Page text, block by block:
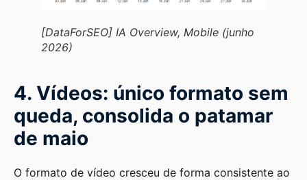
[DataForSEO] IA Overview, Mobile (junho
2026)
4. Vídeos: único formato sem
queda, consolida o patamar
de maio
O formato de vídeo cresceu de forma consistente ao